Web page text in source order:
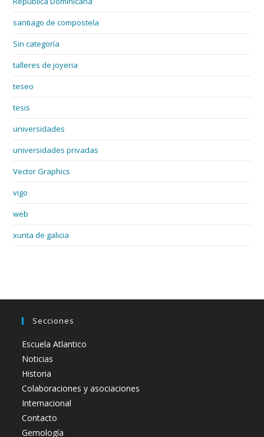
santiago de compostela
Sin categoría
talleres de joyeria
teseo
tesis
universidades
universidades privadas
Vector Graphics
vigo
web
xunta de galicia
Secciones
Escuela Atlantico
Noticias
Historia
Colaboraciones y asociaciones
Internacional
Contacto
Gemología